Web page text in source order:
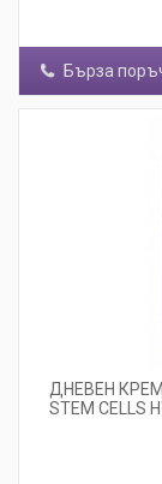
Бърза
ДНЕВЕН
STEM CELLS